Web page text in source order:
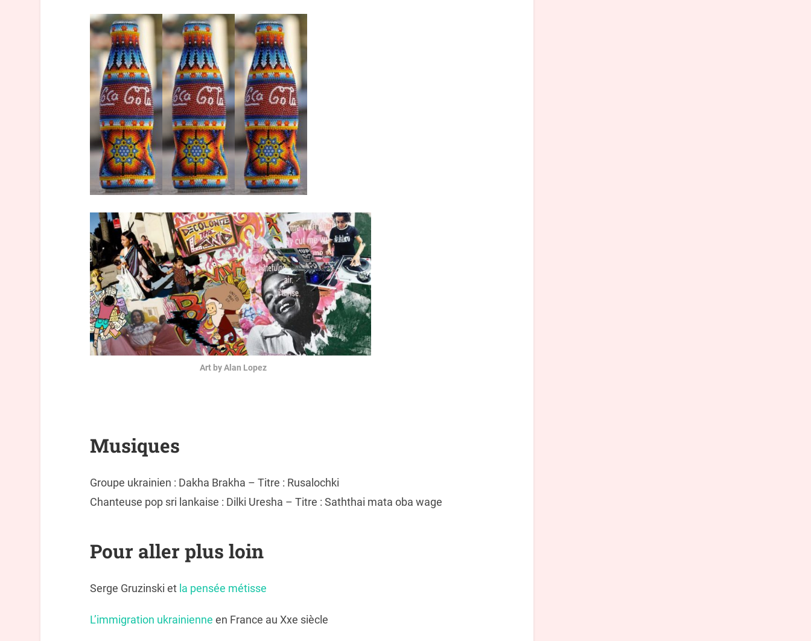
Art by Alan Lopez
Musiques
Groupe ukrainien : Dakha Brakha – Titre : Rusalochki
Chanteuse pop sri lankaise : Dilki Uresha – Titre : Saththai mata oba wage
Pour aller plus loin
Serge Gruzinski et la pensée métisse
L’immigration ukrainienne en France au Xxe siècle